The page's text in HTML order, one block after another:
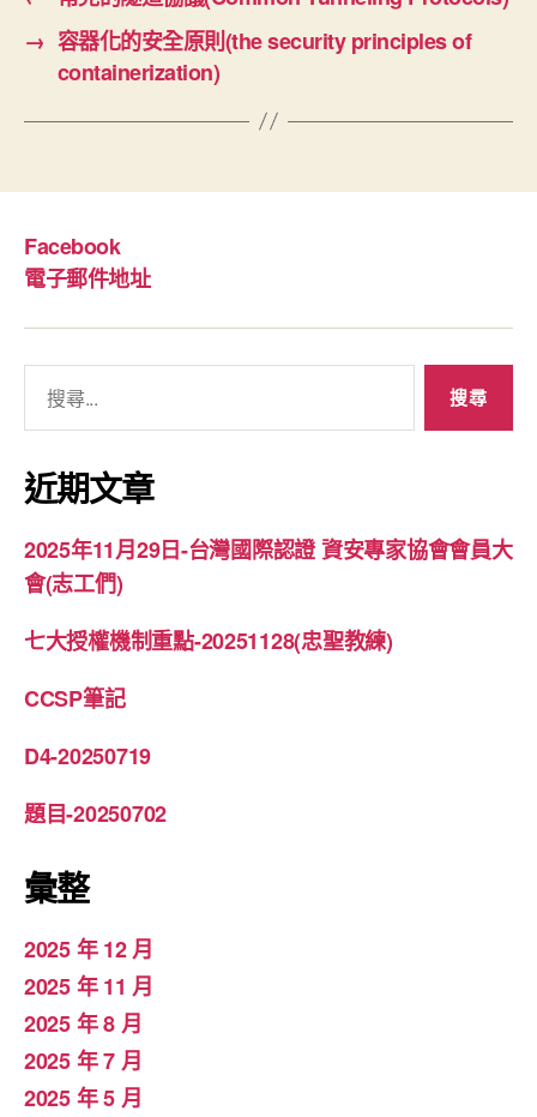
→ 容器化的安全原則(the security principles of
containerization)
Facebook
電子郵件地址
關
鍵
字:
近期文章
2025年11月29日-台灣國際認證 資安專家協會會員大
會(志工們)
七大授權機制重點-20251128(忠聖教練)
CCSP筆記
D4-20250719
題目-20250702
彙整
2025 年 12 月
2025 年 11 月
2025 年 8 月
2025 年 7 月
2025 年 5 月